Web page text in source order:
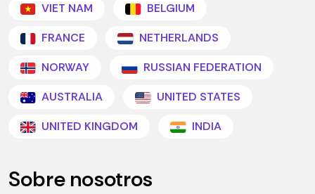
VIET NAM
BELGIUM
FRANCE
NETHERLANDS
NORWAY
RUSSIAN FEDERATION
AUSTRALIA
UNITED STATES
UNITED KINGDOM
INDIA
Sobre nosotros